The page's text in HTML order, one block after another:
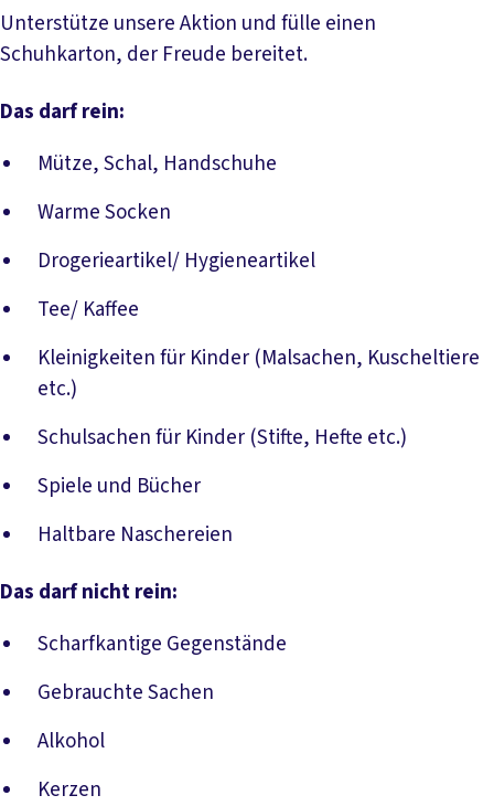
Unterstütze unsere Aktion und fülle einen
Schuhkarton, der Freude bereitet.
Das darf rein:
Mütze, Schal, Handschuhe
Warme Socken
Drogerieartikel/ Hygieneartikel
Tee/ Kaffee
Kleinigkeiten für Kinder (Malsachen, Kuscheltiere
etc.)
Schulsachen für Kinder (Stifte, Hefte etc.)
Spiele und Bücher
Haltbare Naschereien
Das darf nicht rein:
Scharfkantige Gegenstände
Gebrauchte Sachen
Alkohol
Kerzen